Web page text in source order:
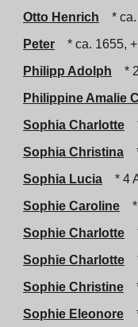
Otto Henrich
*
Peter
* ca. 1655,
Philipp Adolph
*
Philippine Amalie
Sophia Charlotte
Sophia Christina
Sophia Lucia
* 4
Sophie Caroline
Sophie Charlotte
Sophie Charlotte
Sophie Christine
Sophie Eleonore